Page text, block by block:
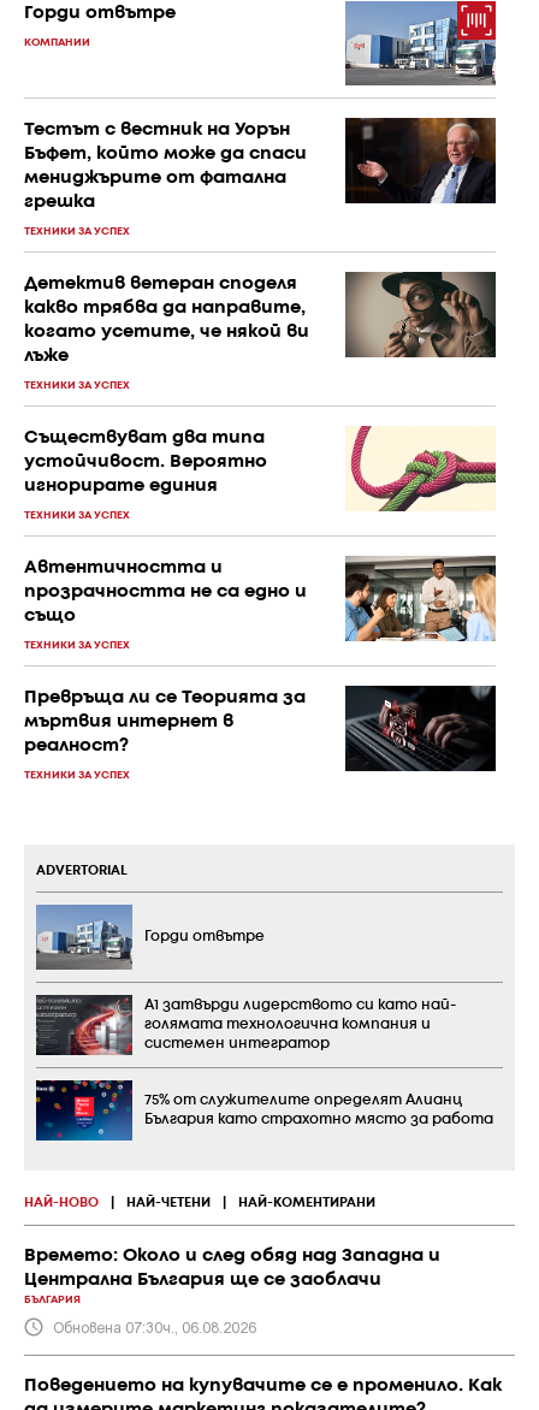
Горди отвътре
КОМПАНИИ
Тестът с вестник на Уорън
Бъфет, който може да спаси
мениджърите от фатална
грешка
ТЕХНИКИ ЗА УСПЕХ
Детектив ветеран споделя
какво трябва да направите,
когато усетите, че някой ви
лъже
ТЕХНИКИ ЗА УСПЕХ
Съществуват два типа
устойчивост. Вероятно
игнорирате единия
ТЕХНИКИ ЗА УСПЕХ
Автентичността и
прозрачността не са едно и
също
ТЕХНИКИ ЗА УСПЕХ
Превръща ли се Теорията за
мъртвия интернет в
реалност?
ТЕХНИКИ ЗА УСПЕХ
НАЙ-НОВО НАЙ-ЧЕТЕНИ НАЙ-КОМЕНТИРАНИ
Времето: Около и след обяд над Западна и
Централна България ще се заоблачи
БЪЛГАРИЯ
Обновена 07:30ч., 06.08.2026
Поведението на купувачите се е променило. Как
ADVERTORIAL
Горди отвътре
А1 затвърди лидерството си като най-
голямата технологична компания и
системен интегратор
75% от служителите определят Алианц
България като страхотно място за работа